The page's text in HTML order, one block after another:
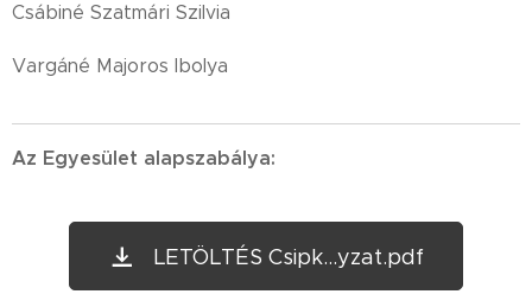
Csábiné Szatmári Szilvia
Vargáné Majoros Ibolya
Az Egyesület alapszabálya:
LETÖLTÉS Csipk...yzat.pdf